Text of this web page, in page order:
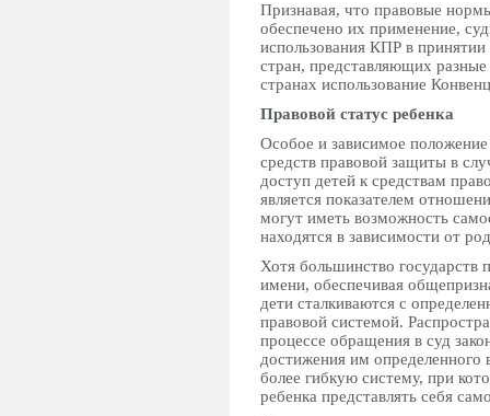
Признавая, что правовые
обеспечено их применение,
использования КПР в
стран, представляющих
странах использование
Правовой статус ребенка
Особое и зависимое положение
средств правовой защиты в
доступ детей к средствам
является показателем
могут иметь возможность
находятся в зависимости от
Хотя большинство государств
имени, обеспечивая
дети сталкиваются с
правовой системой.
процессе обращения в суд
достижения им
более гибкую систему, при
ребенка представлять себя